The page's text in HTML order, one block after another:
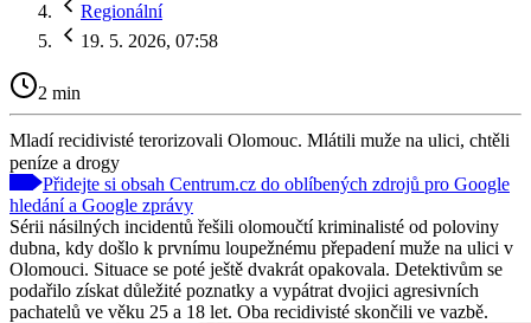
Regionální
19. 5. 2026, 07:58
2 min
Mladí recidivisté terorizovali Olomouc. Mlátili muže na ulici, chtěli
peníze a drogy
Přidejte si obsah Centrum.cz do oblíbených zdrojů pro Google
hledání a Google zprávy
Sérii násilných incidentů řešili olomoučtí kriminalisté od poloviny
dubna, kdy došlo k prvnímu loupežnému přepadení muže na ulici v
Olomouci. Situace se poté ještě dvakrát opakovala. Detektivům se
podařilo získat důležité poznatky a vypátrat dvojici agresivních
pachatelů ve věku 25 a 18 let. Oba recidivisté skončili ve vazbě.